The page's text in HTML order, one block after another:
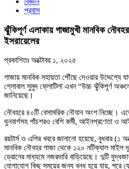
প্রবাস
ঝুঁকিপূর্ণ এলাকায় গাজামুখী মানবিক
ইসরায়েলের
প্রকাশিতঃ অক্টোবর ১, ২০২৫
গাজায় মানবিক সহায়তা পৌঁছে দেওয়ার উদ্দেশ্যে
গ্লোবাল সুমুদ ফ্লোটিলা এখন “উচ্চ ঝুঁকিপূর্ণ
জানিয়েছে।
নৌবহরে ৪০টি বেসামরিক নৌযান অংশ নিচ্ছে।
থুনবার্গসহ পাঁচশরও বেশি কর্মী, আইনপ্রণেতা ও
রয়টার্স ও এপির খবরে জানানো হয়েছে, বুধবার (১
মানবিক নৌবহর গাজা থেকে ১২০ নটিক্যাল
ড্রোনের মাধ্যমে নজরদারি বাড়িয়েছে। দুটি
যোগাযোগ কিছু সময়ের জন্য বন্ধ হয়ে যায়, পরে